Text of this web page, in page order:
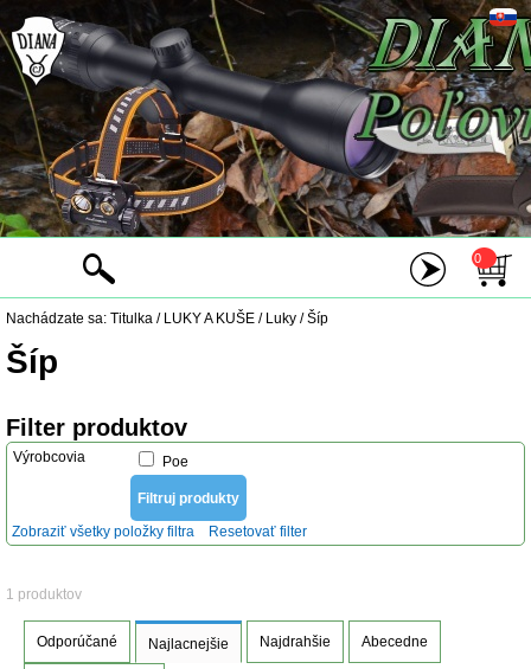
0
Nachádzate sa: Titulka / LUKY A KUŠE / Luky /Šíp
Šíp
Filter produktov
Výrobcovia Poe
Zobraziť všetky položky filtra Resetovať filter
1 produktov
Odporúčané Najlacnejšie Najdrahšie Abecedne